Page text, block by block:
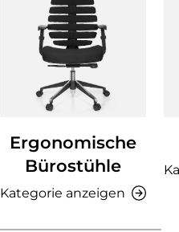
Ergonomische
Bürostühle
Kategorie anzeigen